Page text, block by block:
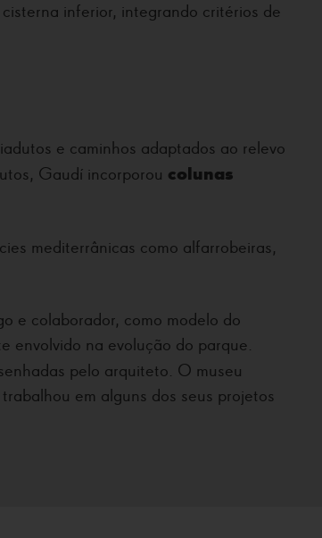
inferior, integrando critérios de
e caminhos adaptados ao relevo
Gaudí incorporou colunas
mediterrânicas como alfarrobeiras,
e colaborador, como modelo do
envolvido na evolução do parque.
pelo arquiteto. O museu
em alguns dos seus projetos